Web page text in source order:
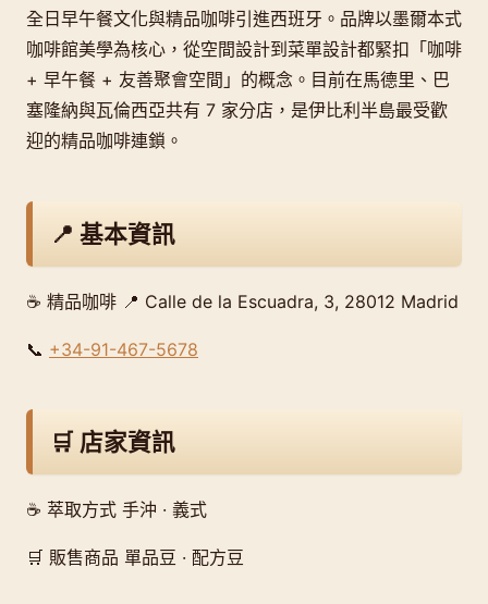
全日早午餐文化與精品咖啡引進西班牙。品牌以墨爾本式
咖啡館美學為核心，從空間設計到菜單設計都緊扣「咖啡
+ 早午餐 + 友善聚會空間」的概念。目前在馬德里、巴
塞隆納與瓦倫西亞共有 7 家分店，是伊比利半島最受歡
迎的精品咖啡連鎖。
📍 基本資訊
☕ 精品咖啡 📍 Calle de la Escuadra, 3, 28012 Madrid
📞 +34-91-467-5678
🛒 店家資訊
☕ 萃取方式 手沖 · 義式
🛒 販售商品 單品豆 · 配方豆